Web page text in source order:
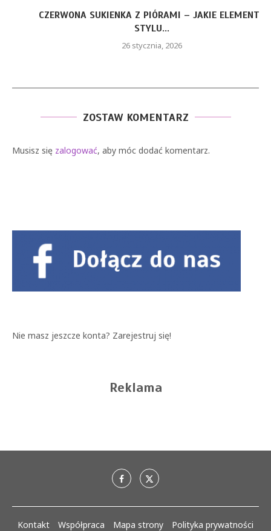
CZERWONA SUKIENKA Z PIÓRAMI – JAKIE ELEMENTY
STYLU...
26 stycznia, 2026
ZOSTAW KOMENTARZ
Musisz się zalogować, aby móc dodać komentarz.
Nie masz jeszcze konta? Zarejestruj się!
Reklama
Kontakt Współpraca Mapa strony Polityka prywatności